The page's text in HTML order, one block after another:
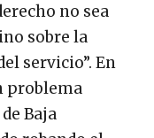
no sea
sobre la
servicio”. En
problema
Baja